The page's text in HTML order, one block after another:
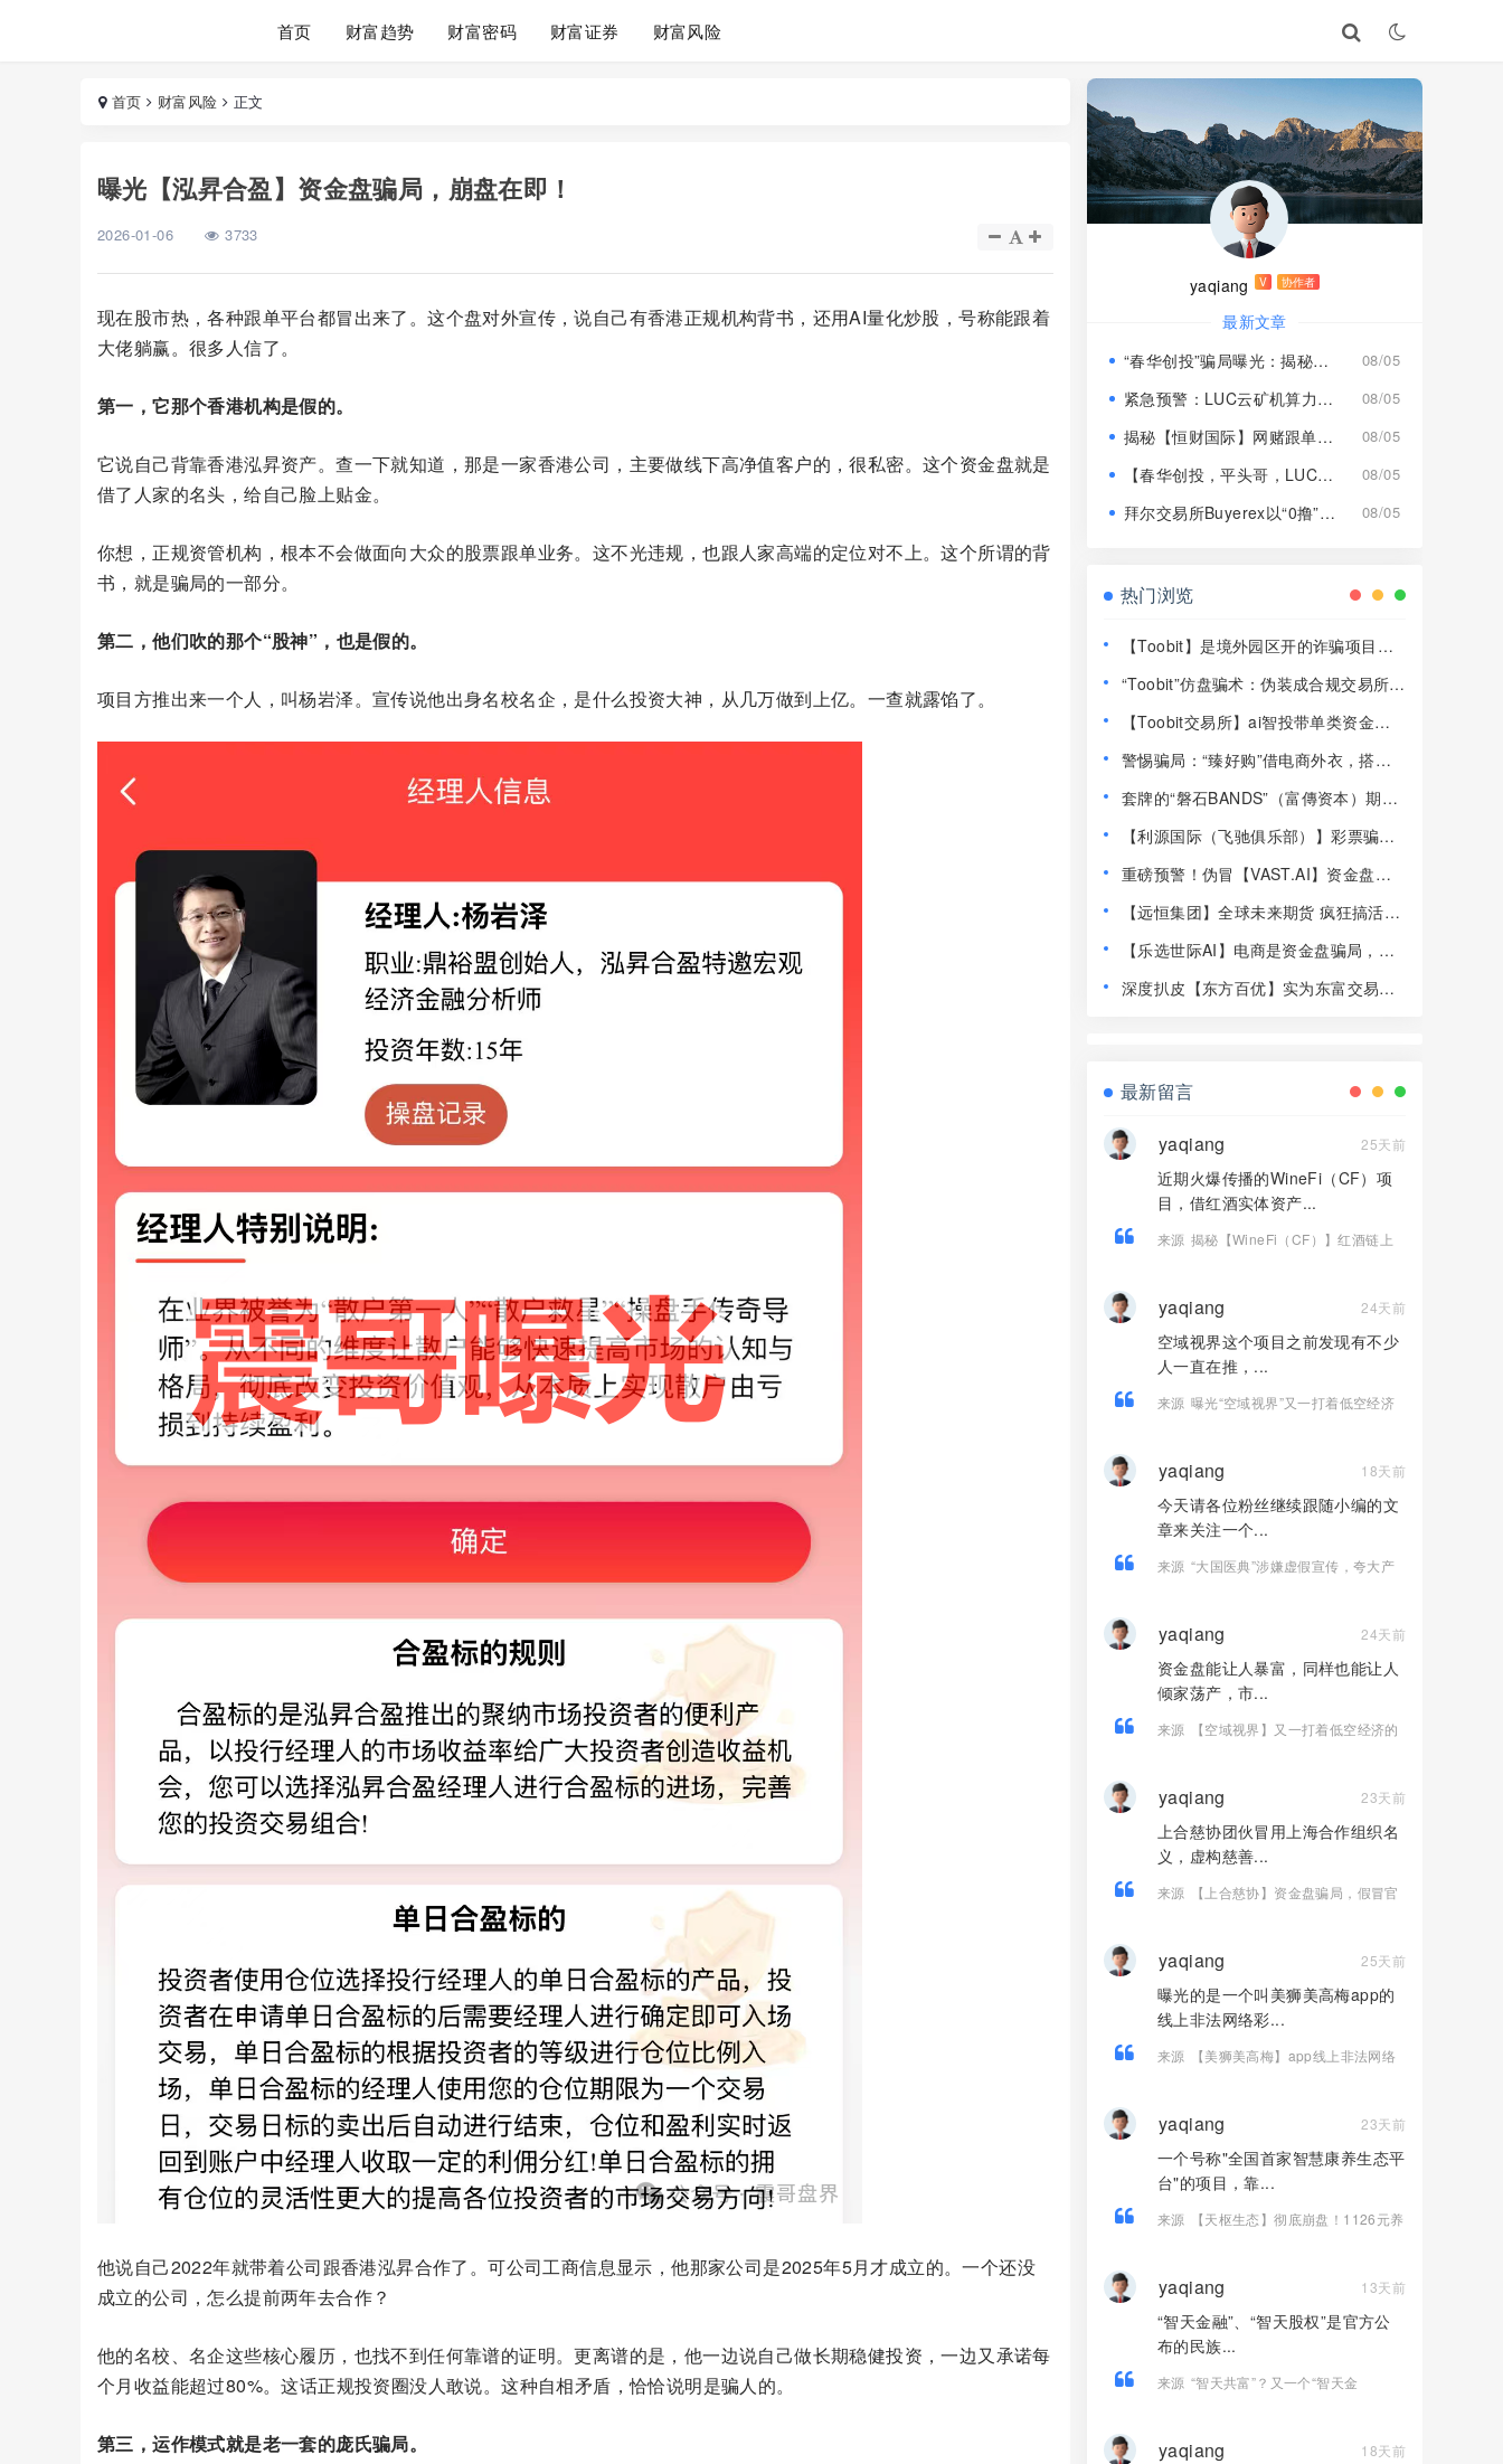
首页 财富趋势 财富密码 财富证券 财富风险
首页 财富风险 正文
曝光【泓昇合盈】资金盘骗局，崩盘在即！
2026-01-06 3733
现在股市热，各种跟单平台都冒出来了。这个盘对外宣传，说自己有香港正规机构背书，还用AI量化炒股，号称能跟着
大佬躺赢。很多人信了。
第一，它那个香港机构是假的。
它说自己背靠香港泓昇资产。查一下就知道，那是一家香港公司，主要做线下高净值客户的，很私密。这个资金盘就是
借了人家的名头，给自己脸上贴金。
你想，正规资管机构，根本不会做面向大众的股票跟单业务。这不光违规，也跟人家高端的定位对不上。这个所谓的背
书，就是骗局的一部分。
第二，他们吹的那个“股神”，也是假的。
项目方推出来一个人，叫杨岩泽。宣传说他出身名校名企，是什么投资大神，从几万做到上亿。一查就露馅了。
他说自己2022年就带着公司跟香港泓昇合作了。可公司工商信息显示，他那家公司是2025年5月才成立的。一个还没
成立的公司，怎么提前两年去合作？
他的名校、名企这些核心履历，也找不到任何靠谱的证明。更离谱的是，他一边说自己做长期稳健投资，一边又承诺每
个月收益能超过80%。这话正规投资圈没人敢说。这种自相矛盾，恰恰说明是骗人的。
第三，运作模式就是老一套的庞氏骗局。
yaqiang V 协作者
最新文章
“春华创投”骗局曝光：揭秘项目盘的欺诈手法!
08/05
紧急预警：LUC云矿机算力项目风险激增，高额挖矿收益背后全是套路 08/05
揭秘【恒财国际】网赌跟单盘深度风险预警！ 08/05
【春华创投，平头哥，LUC永久矿机】这3个项目都是骗局！已经收割，速度撤离！ 08/05
拜尔交易所Buyerex以“0撸”为噱头的分红类资金盘骗局，远离！ 08/05
热门浏览
【Toobit】是境外园区开的诈骗项目，
“Toobit”仿盘骗术：伪装成合规交易所，
骗局！
【Toobit交易所】ai智投带单类资金盘
离！
警惕骗局：“臻好购”借电商外衣，搭建
套牌的“磐石BANDS”（富傳资本）期货
将崩盘跑路！
【利源国际（飞驰俱乐部）】彩票骗
跑路！
重磅预警！伪冒【VAST.AI】资金盘传
【远恒集团】全球未来期货 疯狂搞活动
【乐选世际AI】电商是资金盘骗局，典
深度扒皮【东方百优】实为东富交易所
最新留言
yaqiang 25天前
近期火爆传播的WineFi（CF）项
目，借红酒实体资产...
来源 揭秘【WineFi（CF）】红酒链上
yaqiang 24天前
空域视界这个项目之前发现有不少
人一直在推，...
来源 曝光“空域视界”又一打着低空经济
yaqiang 18天前
今天请各位粉丝继续跟随小编的文
章来关注一个...
来源 “大国医典”涉嫌虚假宣传，夸大产
yaqiang 24天前
资金盘能让人暴富，同样也能让人
倾家荡产，市...
来源
【空域视界】又一打着低空经济的
yaqiang 23天前
上合慈协团伙冒用上海合作组织名
义，虚构慈善...
来源
【上合慈协】资金盘骗局，假冒官
yaqiang 25天前
曝光的是一个叫美狮美高梅app的
线上非法网络彩...
来源
【美狮美高梅】app线上非法网络
yaqiang 23天前
一个号称"全国首家智慧康养生态平
台"的项目，靠...
来源
【天枢生态】彻底崩盘！1126元养
yaqiang 13天前
“智天金融”、“智天股权”是官方公
布的民族...
来源 “智天共富”？又一个“智天金
yaqiang 18天前